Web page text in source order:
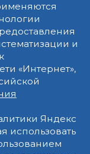
и
«Интернет»,
Яндекс
использовать